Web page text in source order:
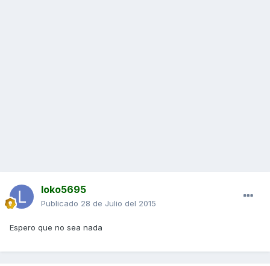
loko5695
Publicado 28 de Julio del 2015
Espero que no sea nada